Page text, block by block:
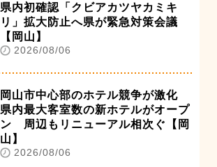
県内初確認「クビアカツヤカミキ
リ」拡大防止へ県が緊急対策会議
【岡山】
2026/08/06
岡山市中心部のホテル競争が激化
県内最大客室数の新ホテルがオープ
ン 周辺もリニューアル相次ぐ【岡
山】
2026/08/06